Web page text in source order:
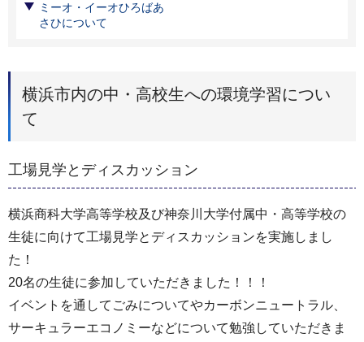
ミーオ・イーオひろばあ
さひについて
横浜市内の中・高校生への環境学習につい
て
工場見学とディスカッション
横浜商科大学高等学校及び神奈川大学付属中・高等学校の
生徒に向けて工場見学とディスカッションを実施しまし
た！
20名の生徒に参加していただきました！！！
イベントを通してごみについてやカーボンニュートラル、
サーキュラーエコノミーなどについて勉強していただきま